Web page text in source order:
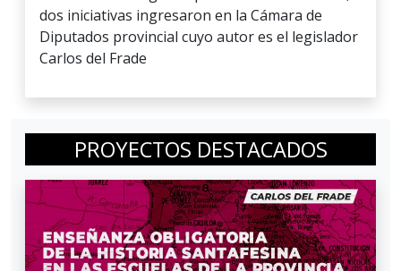
dos iniciativas ingresaron en la Cámara de
Diputados provincial cuyo autor es el legislador
Carlos del Frade
PROYECTOS DESTACADOS